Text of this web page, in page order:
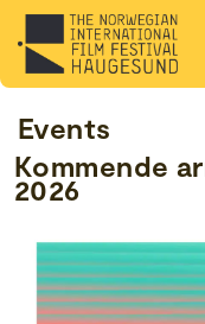
Events
Kommende
2026